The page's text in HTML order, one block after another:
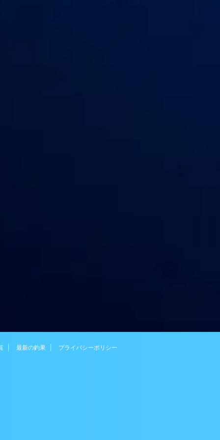
最新の釣果 プライバシーポリシー